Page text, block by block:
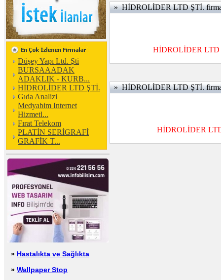
Düşey Yapı Ltd. Şti
BURSAAADAK
ADAKLIK - KURB...
HİDROLİDER LTD ŞTİ.
Gıda Analizi
Medyabim Internet
Hizmetl...
Fırat Telekom
PLATİN SERİGRAFİ
GRAFİK T...
» Hastalıkta ve Sağlıkta
» Wallpaper Stop
» HİDROLİDER LTD ŞTİ.
HİDROLİDER LTD
» HİDROLİDER LTD ŞTİ.
HİDROLİDER LTD